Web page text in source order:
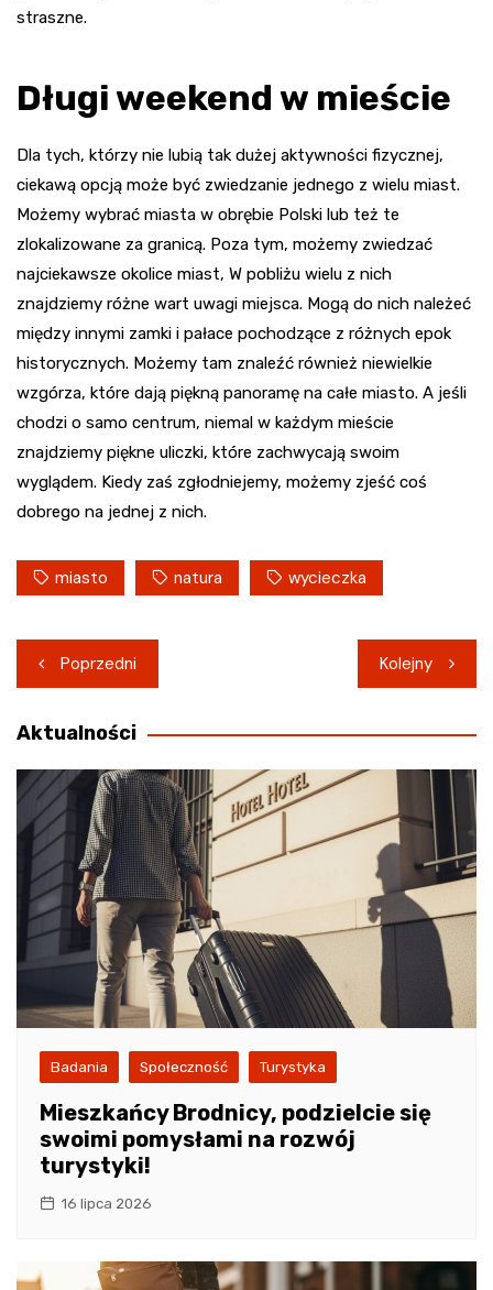
straszne.
Długi weekend w mieście
Dla tych, którzy nie lubią tak dużej aktywności fizycznej,
ciekawą opcją może być zwiedzanie jednego z wielu miast.
Możemy wybrać miasta w obrębie Polski lub też te
zlokalizowane za granicą. Poza tym, możemy zwiedzać
najciekawsze okolice miast, W pobliżu wielu z nich
znajdziemy różne wart uwagi miejsca. Mogą do nich należeć
między innymi zamki i pałace pochodzące z różnych epok
historycznych. Możemy tam znaleźć również niewielkie
wzgórza, które dają piękną panoramę na całe miasto. A jeśli
chodzi o samo centrum, niemal w każdym mieście
znajdziemy piękne uliczki, które zachwycają swoim
wyglądem. Kiedy zaś zgłodniejemy, możemy zjeść coś
dobrego na jednej z nich.
miasto natura wycieczka
Nawigacja
wpisu
Poprzedni Kolejny
Aktualności
Badania Społeczność Turystyka
Mieszkańcy Brodnicy, podzielcie się
swoimi pomysłami na rozwój
turystyki!
16 lipca 2026